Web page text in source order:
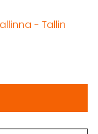
städerna
- Tallin